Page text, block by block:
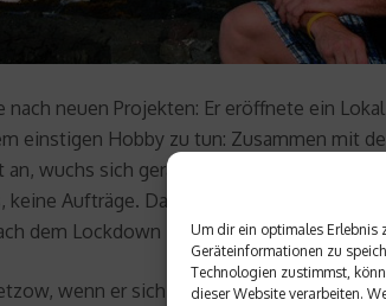
Um dir ein optimales Erlebnis
Geräteinformationen zu
Technologien zustimmst,
dieser Website verarbeiten.
nach neuen Projekten: Er eröffnete ein
einstigen Hobby zu tun: Zusammen mit
wuchs sich gerade zu einem echten
keine Aufträge. Dafür aber empfindlich
dem Lockdown ist vor dem Lockdown.
wenn er sich nicht an die neuen